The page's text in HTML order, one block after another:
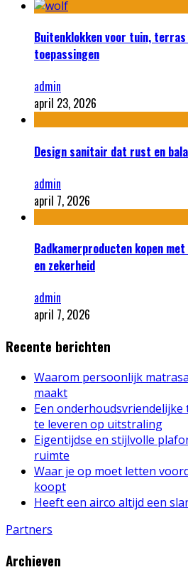
Buitenklokken voor tuin,
toepassingen
admin
april 23, 2026
Design sanitair dat rust en
admin
april 7, 2026
Badkamerproducten kopen
en zekerheid
admin
april 7, 2026
Recente berichten
Waarom persoonlijk
maakt
Een
te leveren op uitstraling
Eigentijdse en stijlvolle
ruimte
Waar je op moet letten
koopt
Heeft een airco altijd een
Partners
Archieven